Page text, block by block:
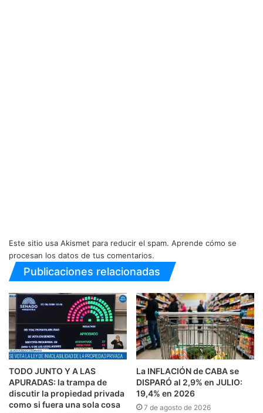
Este sitio usa Akismet para reducir el spam. Aprende cómo se
procesan los datos de tus comentarios.
Publicaciones relacionadas
TODO JUNTO Y A LAS
APURADAS: la trampa de
discutir la propiedad privada
como si fuera una sola cosa
La INFLACIÓN de CABA se
DISPARÓ al 2,9% en JULIO:
19,4% en 2026
7 de agosto de 2026